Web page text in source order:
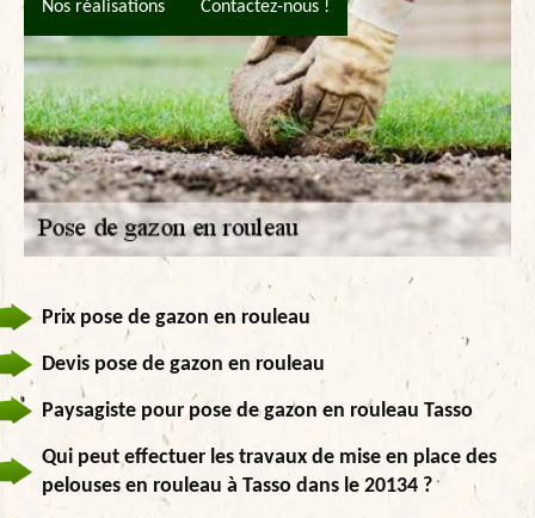
Nos réalisations Contactez-nous !
Prix pose de gazon en rouleau
Devis pose de gazon en rouleau
Paysagiste pour pose de gazon en rouleau Tasso
Qui peut effectuer les travaux de mise en place des
pelouses en rouleau à Tasso dans le 20134 ?